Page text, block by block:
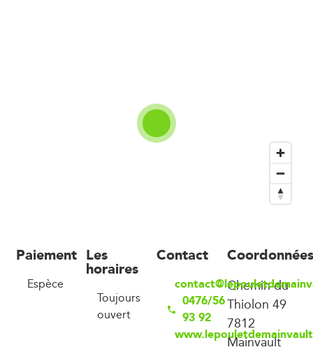
Paiement
Espèce
Les
horaires
Toujours
ouvert
Contact
0476/56
93 92
Coordonnées
Chemin du
Thiolon 49
7812
Mainvault